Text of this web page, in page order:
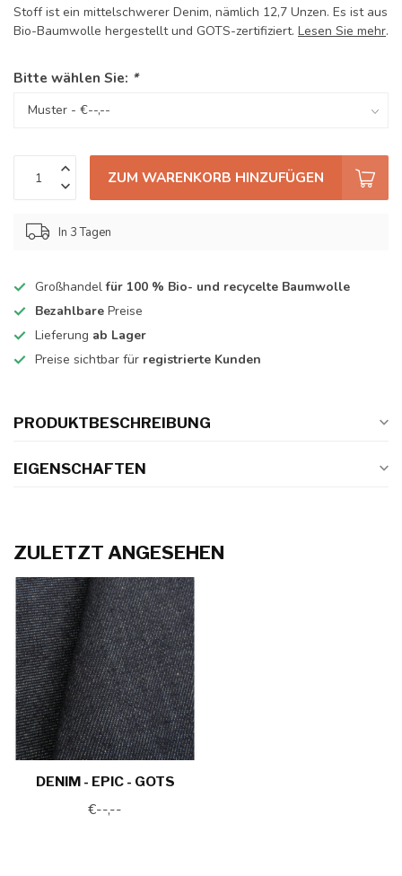
Stoff ist ein mittelschwerer Denim, nämlich 12,7 Unzen. Es ist aus
Bio-Baumwolle hergestellt und GOTS-zertifiziert. Lesen Sie mehr.
Bitte wählen Sie: *
ZUM WARENKORB HINZUFÜGEN
In 3 Tagen
Großhandelfür 100 % Bio- und recycelte Baumwolle
Bezahlbare Preise
Lieferung ab Lager
Preise sichtbar für registrierte Kunden
PRODUKTBESCHREIBUNG
EIGENSCHAFTEN
ZULETZT ANGESEHEN
DENIM - EPIC - GOTS
€--,--